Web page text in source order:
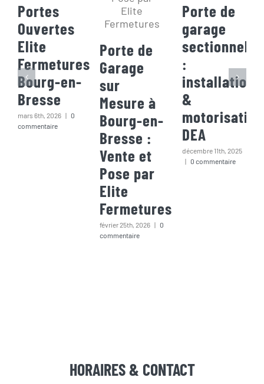
Portes
Ouvertes
Elite
Fermetures
Bourg-en-
Bresse
mars 6th, 2026 | 0
commentaire
Porte de
Garage
sur
Mesure à
Bourg-en-
Bresse :
Vente et
Pose par
Elite
Fermetures
février 25th, 2026 | 0
commentaire
Porte de
garage
sectionnelle
:
installation
&
motorisation
DEA
décembre 11th, 2025
| 0 commentaire
HORAIRES & CONTACT